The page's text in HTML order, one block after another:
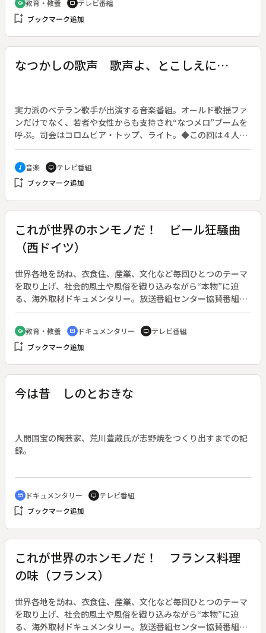
school 教育・教養 tv テレビ番組
bookmark_add ブックマーク追加
なつかしの歌声 歌声よ、とこしえに…
実力派のベテラン歌手が出演する音楽番組。オールド歌揺ファ
ンだけでなく、若者や女性からも支持され“なつメロ”ブームを
呼ぶ。司会はコロムビア・トップ、ライト。◆この回は４人の
歌手が、戦前・戦中・戦後の歌をそれぞれ２曲ずつ披露する。
曲は「赤城しぐれ」「白虎隊」霧島昇、「私このごろ憂鬱よ」
「君忘れじのブルース」淡谷のり子、「勝太郎くずし」「大島
情話」小唄勝太郎、「湖底の故郷」「さらば赤城よ」東海林太
music_note 音楽 tv テレビ番組
bookmark_add ブックマーク追加
これが世界のホンモノだ！ ビール狂騒曲
（西ドイツ）
世界各地を訪ね、衣食住、産業、文化など毎回ひとつのテーマ
を取り上げ、社会的風土や風俗を織り込みながら“本物”に迫
る、海外取材ドキュメンタリー。放送番組センター協賛番組。
（１９６９年１０月５日～１９７０年３月２９日放送、全２６
回）◆今回は、西ドイツのビール事情にスポットを当てる。ド
イツのビールは５００年以上の歴史があり、地ビールを含め数
千種類もあるといわれている。ドイツ人の日常生活やオクトー
あたりの年間ビール消費量は１００リットルを超え、日本人の
２．５倍に相当する（取材当時）というドイツ国民の、ビール
愛に迫る。（番組内で未成年の飲酒シーンがあるが、ドイツで
school 教育・教養 cinematic_blur ドキュメンタリー tv テレビ番組
bookmark_add ブックマーク追加
今は昔 しのとおきな
人間国宝の陶芸家、荒川豊蔵氏が志野焼をつくり出すまでの記
録。
cinematic_blur ドキュメンタリー tv テレビ番組
bookmark_add ブックマーク追加
これが世界のホンモノだ！ フランス料理
の味（フランス）
世界各地を訪ね、衣食住、産業、文化など毎回ひとつのテーマ
を取り上げ、社会的風土や風俗を織り込みながら“本物”に迫
る、海外取材ドキュメンタリー。放送番組センター協賛番組。